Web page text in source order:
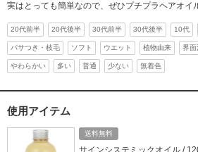
実はとっても簡単なので、ぜひプチプラヘアオイ
20代前半 20代後半 30代前半 30代後半 10代
パサつき・枝毛 ソフト ウエット 植物由来 界面
やわらかい 多い 普通 少ない 無着色
使用アイテム
送料無料